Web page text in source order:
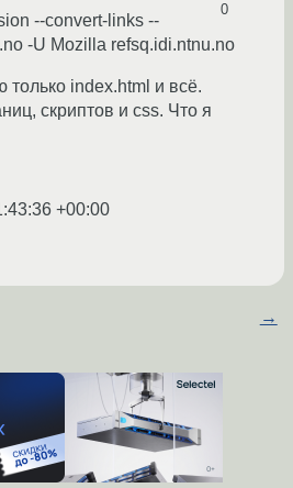
0
--convert-links --
-U Mozilla refsq.idi.ntnu.no
только index.html и всё.
скриптов и css. Что я
+00:00
→